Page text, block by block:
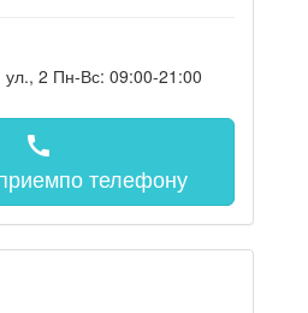
ул., 2 Пн-Вс: 09:00-21:00
call
по телефону